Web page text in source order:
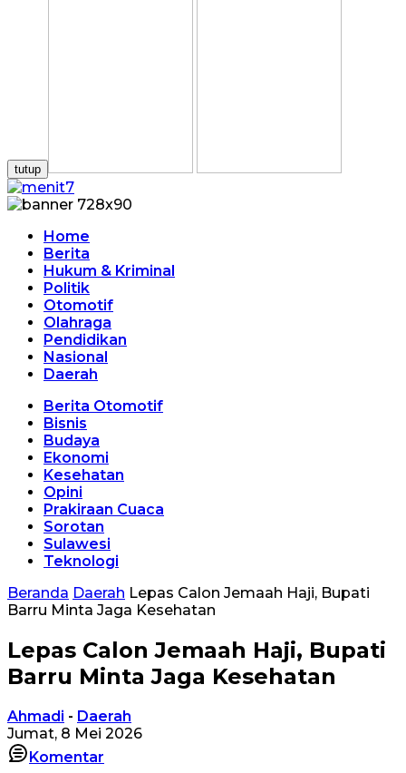
tutup
Home
Berita
Hukum & Kriminal
Politik
Otomotif
Olahraga
Pendidikan
Nasional
Daerah
Berita Otomotif
Bisnis
Budaya
Ekonomi
Kesehatan
Opini
Prakiraan Cuaca
Sorotan
Sulawesi
Teknologi
Beranda Daerah Lepas Calon Jemaah Haji, Bupati
Barru Minta Jaga Kesehatan
Lepas Calon Jemaah Haji, Bupati
Barru Minta Jaga Kesehatan
Ahmadi - Daerah
Jumat, 8 Mei 2026
Komentar